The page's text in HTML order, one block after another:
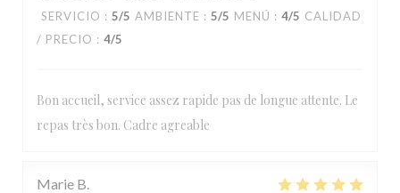
SERVICIO : 5/5 AMBIENTE : 5/5 MENÚ : 4/5 CALIDAD
/ PRECIO : 4/5
Bon accueil, service assez rapide pas de longue attente. Le
repas très bon. Cadre agreable
Marie B